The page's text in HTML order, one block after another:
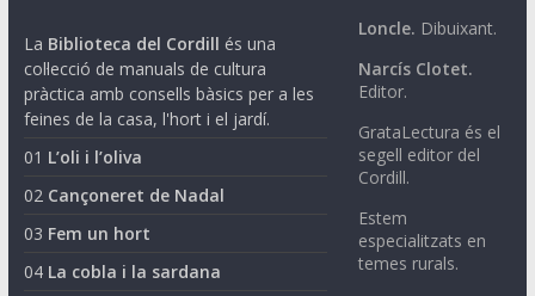
La Biblioteca del Cordill és una
col·lecció de manuals de cultura
pràctica amb consells bàsics per a les
feines de la casa, l'hort i el jardí.
01 L’oli i l’oliva
02 Cançoneret de Nadal
03 Fem un hort
04 La cobla i la sardana
Loncle. Dibuixant.
Narcís Clotet.
Editor.
GrataLectura és el
segell editor del
Cordill.
Estem
especialitzats en
temes rurals.